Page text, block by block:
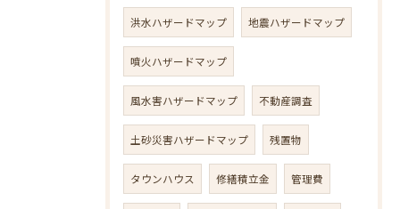
洪水ハザードマップ 地震ハザードマップ
噴火ハザードマップ
風水害ハザードマップ 不動産調査
土砂災害ハザードマップ 残置物
タウンハウス 修繕積立金 管理費